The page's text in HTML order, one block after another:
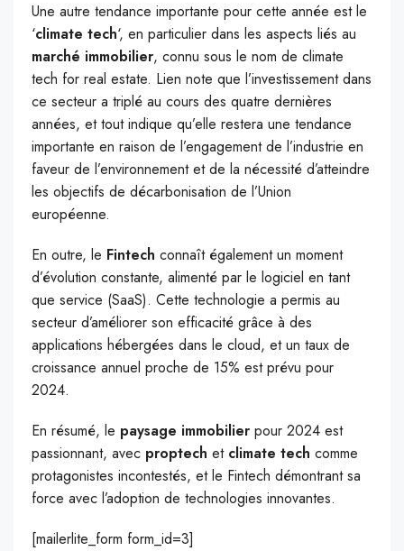
Une autre tendance importante pour cette année est le
‘climate tech‘, en particulier dans les aspects liés au
marché immobilier, connu sous le nom de climate
tech for real estate. Lien note que l’investissement dans
ce secteur a triplé au cours des quatre dernières
années, et tout indique qu’elle restera une tendance
importante en raison de l’engagement de l’industrie en
faveur de l’environnement et de la nécessité d’atteindre
les objectifs de décarbonisation de l’Union
européenne.
En outre, le Fintech connaît également un moment
d’évolution constante, alimenté par le logiciel en tant
que service (SaaS). Cette technologie a permis au
secteur d’améliorer son efficacité grâce à des
applications hébergées dans le cloud, et un taux de
croissance annuel proche de 15% est prévu pour
2024.
En résumé, le paysage immobilier pour 2024 est
passionnant, avec proptech et climate tech comme
protagonistes incontestés, et le Fintech démontrant sa
force avec l’adoption de technologies innovantes.
[mailerlite_form form_id=3]